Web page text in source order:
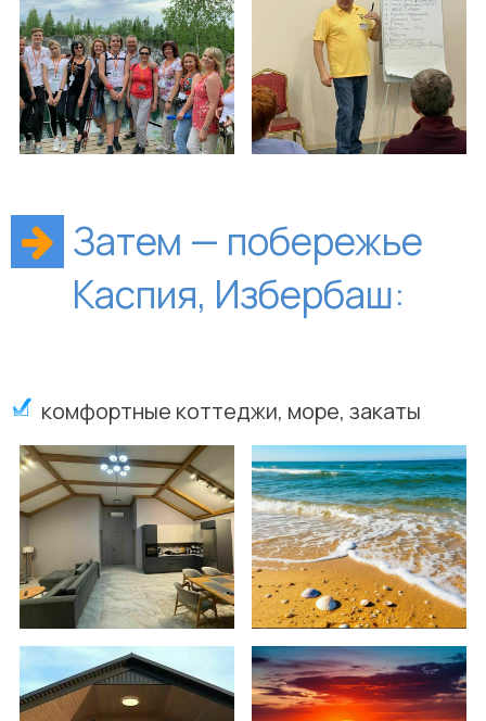
Затем — побережье
Каспия, Избербаш:
комфортные коттеджи, море, закаты